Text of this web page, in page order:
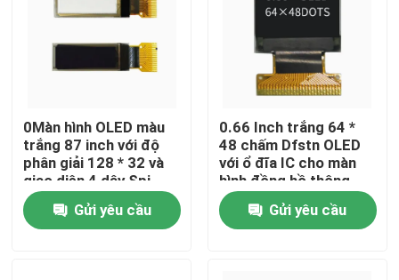
Video
Về chúng tôi
Tham quan nhà máy
0Màn hình OLED màu
trắng 87 inch với độ
phân giải 128 * 32 và
giao diện 4 dây Spi
Gửi yêu cầu
0.66 Inch trắng 64 *
48 chấm Dfstn OLED
với ổ đĩa IC cho màn
hình đồng hồ thông
minh
Gửi yêu cầu